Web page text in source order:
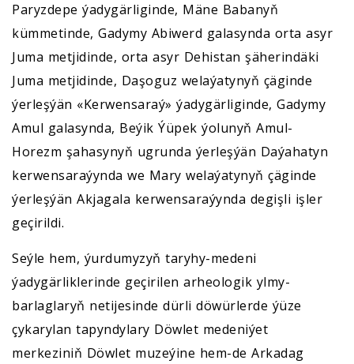
Paryzdepe ýadygärliginde, Mäne Babanyň
kümmetinde, Gadymy Abiwerd galasynda orta asyr
Juma metjidinde, orta asyr Dehistan şäherindäki
Juma metjidinde, Daşoguz welaýatynyň çäginde
ýerleşýän «Kerwensaraý» ýadygärliginde, Gadymy
Amul galasynda, Beýik Ýüpek ýolunyň Amul-
Horezm şahasynyň ugrunda ýerleşýän Daýahatyn
kerwensaraýynda we Mary welaýatynyň çäginde
ýerleşýän Akjagala kerwensaraýynda degişli işler
geçirildi.
Seýle hem, ýurdumyzyň taryhy-medeni
ýadygärliklerinde geçirilen arheologik ylmy-
barlaglaryň netijesinde dürli döwürlerde ýüze
çykarylan tapyndylary Döwlet medeniýet
merkeziniň Döwlet muzeýine hem-de Arkadag